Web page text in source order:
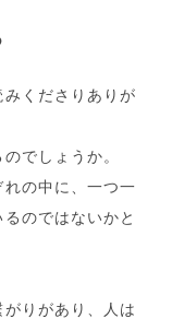
くださりありが
でしょうか。
の中に、一つ一
のではないかと
りがあり、人は